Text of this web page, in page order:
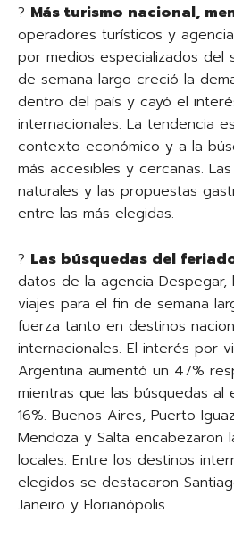
? Más turismo nacional,
operadores turísticos y
por medios especializados del
de semana largo creció la
dentro del país y cayó el
internacionales. La tendencia
contexto económico y a la
más accesibles y cercanas.
naturales y las propuestas
entre las más elegidas.
? Las búsquedas del
datos de la agencia Despegar,
viajes para el fin de semana
fuerza tanto en destinos
internacionales. El interés por
Argentina aumentó un 47%
mientras que las búsquedas
16%. Buenos Aires, Puerto
Mendoza y Salta encabezaron
locales. Entre los destinos
elegidos se destacaron
Janeiro y Florianópolis.